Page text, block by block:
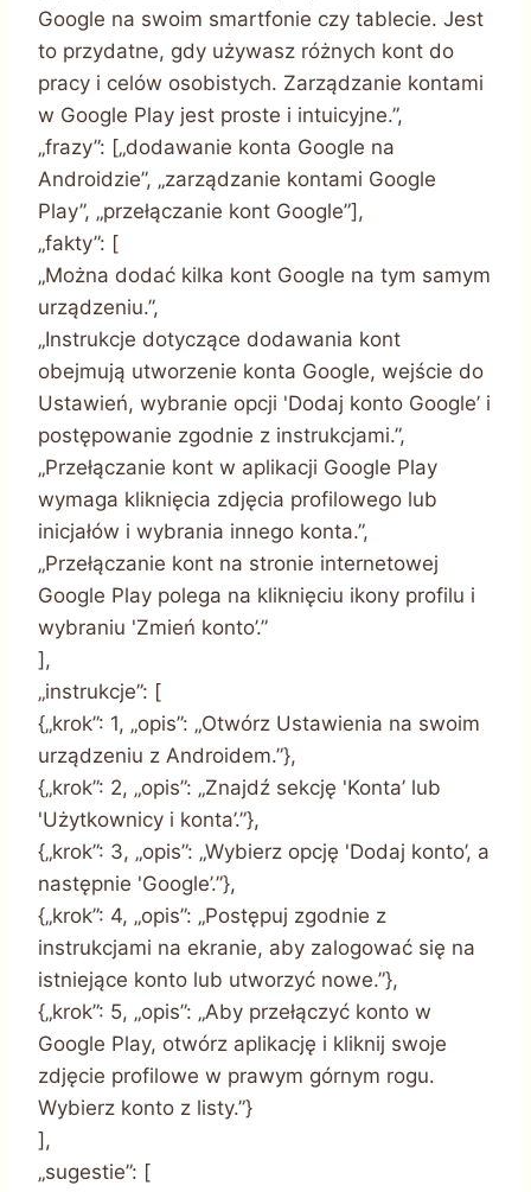
Google na swoim smartfonie czy tablecie. Jest
to przydatne, gdy używasz różnych kont do
pracy i celów osobistych. Zarządzanie kontami
w Google Play jest proste i intuicyjne.”,
„frazy”: [„dodawanie konta Google na
Androidzie”, „zarządzanie kontami Google
Play”, „przełączanie kont Google”],
„fakty”: [
„Można dodać kilka kont Google na tym samym
urządzeniu.”,
„Instrukcje dotyczące dodawania kont
obejmują utworzenie konta Google, wejście do
Ustawień, wybranie opcji 'Dodaj konto Google’ i
postępowanie zgodnie z instrukcjami.”,
„Przełączanie kont w aplikacji Google Play
wymaga kliknięcia zdjęcia profilowego lub
inicjałów i wybrania innego konta.”,
„Przełączanie kont na stronie internetowej
Google Play polega na kliknięciu ikony profilu i
wybraniu 'Zmień konto’.”
],
„instrukcje”: [
{„krok”: 1, „opis”: „Otwórz Ustawienia na swoim
urządzeniu z Androidem.”},
{„krok”: 2, „opis”: „Znajdź sekcję 'Konta’ lub
'Użytkownicy i konta’.”},
{„krok”: 3, „opis”: „Wybierz opcję 'Dodaj konto’, a
następnie 'Google’.”},
{„krok”: 4, „opis”: „Postępuj zgodnie z
instrukcjami na ekranie, aby zalogować się na
istniejące konto lub utworzyć nowe.”},
{„krok”: 5, „opis”: „Aby przełączyć konto w
Google Play, otwórz aplikację i kliknij swoje
zdjęcie profilowe w prawym górnym rogu.
Wybierz konto z listy.”}
],
„sugestie”: [